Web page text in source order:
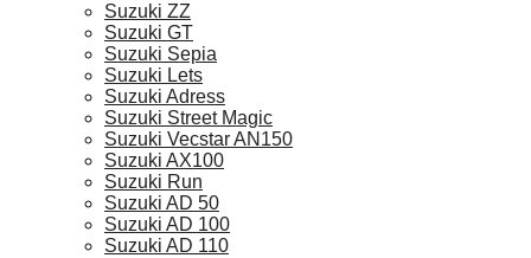
Suzuki ZZ
Suzuki GT
Suzuki Sepia
Suzuki Lets
Suzuki Adress
Suzuki Street Magic
Suzuki Vecstar AN150
Suzuki AX100
Suzuki Run
Suzuki AD 50
Suzuki AD 100
Suzuki AD 110